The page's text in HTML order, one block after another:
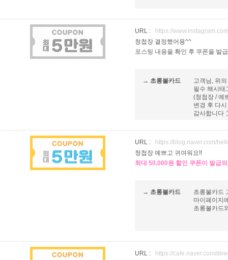
URL :
https://
청첩장 결정했어용^^
포스팅 내용을 확인 후 쿠폰을 발
→ 초롱불카드
고객님, 위
필수 해시태
(청첩장 / 예
변경 후 다
감사합니다
URL :
https://blog.naver.com/
청첩장 예쁘고 귀여워요!!
최대 50,000원 할인 쿠폰이 발급
→ 초롱불카드
초롱불카드
마이페이지
초롱불카드
URL :
https://cafe.naver.com/